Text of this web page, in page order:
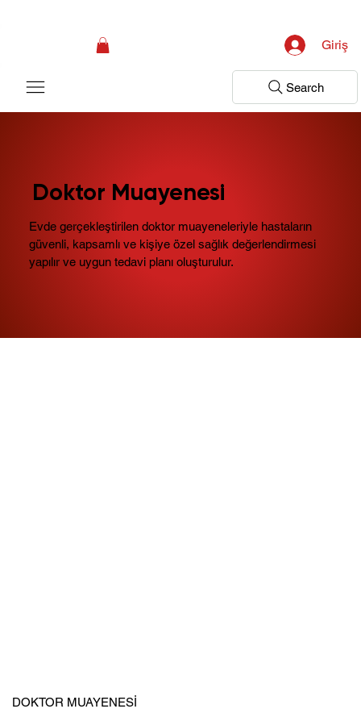
Giriş
Search
DOKTOR MUAYENESI
Doktor Muayenesi
Evde gerçekleştirilen doktor muayeneleriyle hastaların
güvenli, kapsamlı ve kişiye özel sağlık değerlendirmesi
yapılır ve uygun tedavi planı oluşturulur.